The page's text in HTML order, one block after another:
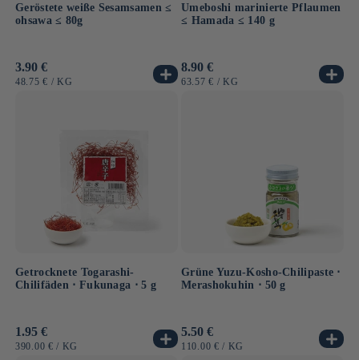
Geröstete weiße Sesamsamen ≤
ohsawa ≤ 80g
Normaler
Preis
3.90 €
GRUNDPREIS
48.75 € / PRO
KG
Umeboshi marinierte Pflaumen
≤ Hamada ≤ 140 g
Normaler
Preis
8.90 €
GRUNDPREIS
63.57 € / PRO
KG
Getrocknete Togarashi-
Chilifäden ⋅ Fukunaga ⋅ 5 g
Normaler
Preis
1.95 €
GRUNDPREIS
390.00 € / PRO
KG
Grüne Yuzu-Kosho-Chilipaste ⋅
Merashokuhin ⋅ 50 g
Normaler
Preis
5.50 €
GRUNDPREIS
110.00 € / PRO
KG